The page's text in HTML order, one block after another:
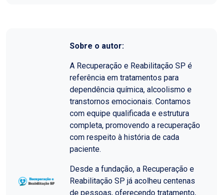
Sobre o autor:
A Recuperação e Reabilitação SP é
referência em tratamentos para
dependência química, alcoolismo e
transtornos emocionais. Contamos
com equipe qualificada e estrutura
completa, promovendo a recuperação
com respeito à história de cada
paciente.
Desde a fundação, a Recuperação e
Reabilitação SP já acolheu centenas
de pessoas, oferecendo tratamento,